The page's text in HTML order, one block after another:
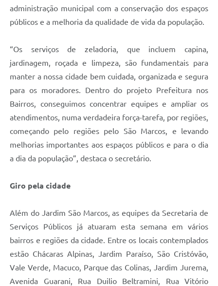
administração municipal com a conservação dos espaços
públicos e a melhoria da qualidade de vida da população.
“Os serviços de zeladoria, que incluem capina,
jardinagem, roçada e limpeza, são fundamentais para
manter a nossa cidade bem cuidada, organizada e segura
para os moradores. Dentro do projeto Prefeitura nos
Bairros, conseguimos concentrar equipes e ampliar os
atendimentos, numa verdadeira força-tarefa, por regiões,
começando pelo regiões pelo São Marcos, e levando
melhorias importantes aos espaços públicos e para o dia
a dia da população”, destaca o secretário.
Giro pela cidade
Além do Jardim São Marcos, as equipes da Secretaria de
Serviços Públicos já atuaram esta semana em vários
bairros e regiões da cidade. Entre os locais contemplados
estão Chácaras Alpinas, Jardim Paraíso, São Cristóvão,
Vale Verde, Macuco, Parque das Colinas, Jardim Jurema,
Avenida Guarani, Rua Duilio Beltramini, Rua Vitório